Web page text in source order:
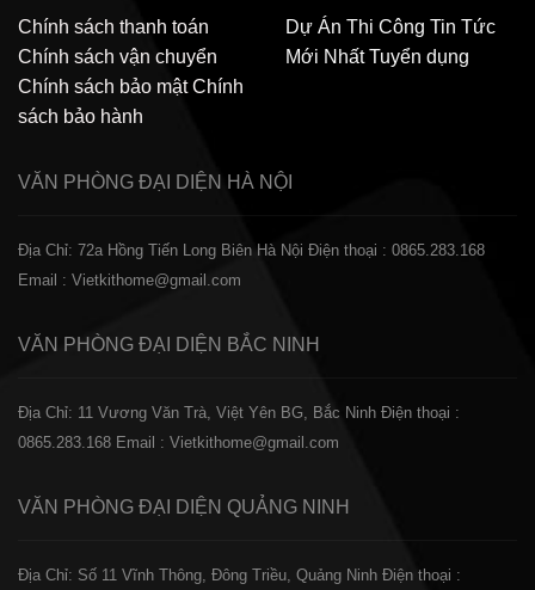
Chính sách thanh toán
Chính sách vận chuyển
Chính sách bảo mật Chính
sách bảo hành
Dự Án Thi Công Tin Tức
Mới Nhất Tuyển dụng
VĂN PHÒNG ĐẠI DIỆN HÀ NỘI
Địa Chỉ: 72a Hồng Tiến Long Biên Hà Nội Điện thoại : 0865.283.168
Email : Vietkithome@gmail.com
VĂN PHÒNG ĐẠI DIỆN BẮC NINH
Địa Chỉ: 11 Vương Văn Trà, Việt Yên BG, Bắc Ninh Điện thoại :
0865.283.168 Email : Vietkithome@gmail.com
VĂN PHÒNG ĐẠI DIỆN QUẢNG NINH
Địa Chỉ: Số 11 Vĩnh Thông, Đông Triều, Quảng Ninh Điện thoại :